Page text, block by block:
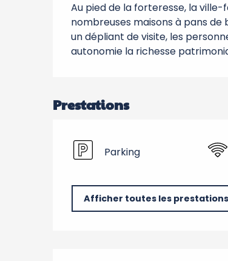
Au pied de la forteresse, la
nombreuses maisons à pans
un dépliant de visite, les
autonomie la richesse
Prestations
Parking
Afficher toutes les prestations